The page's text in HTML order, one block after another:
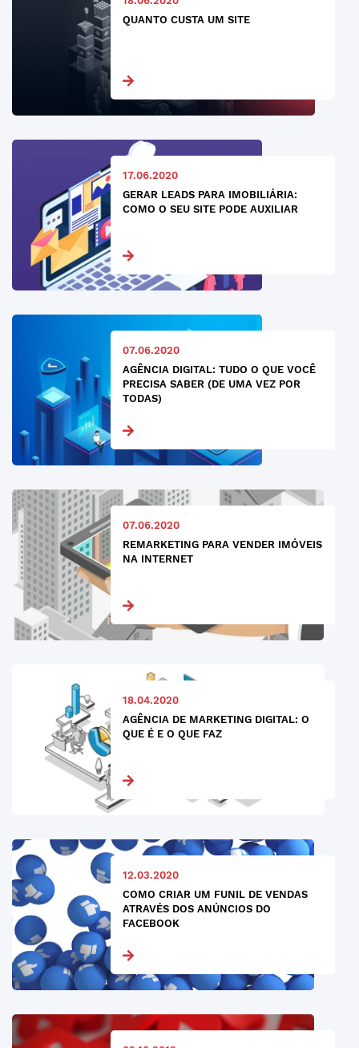
QUANTO CUSTA UM SITE
17.06.2020
GERAR LEADS PARA IMOBILIÁRIA:
COMO O SEU SITE PODE AUXILIAR
07.06.2020
AGÊNCIA DIGITAL: TUDO O QUE VOCÊ
PRECISA SABER (DE UMA VEZ POR
TODAS)
07.06.2020
REMARKETING PARA VENDER IMÓVEIS
NA INTERNET
18.04.2020
AGÊNCIA DE MARKETING DIGITAL: O
QUE É E O QUE FAZ
12.03.2020
COMO CRIAR UM FUNIL DE VENDAS
ATRAVÉS DOS ANÚNCIOS DO
FACEBOOK